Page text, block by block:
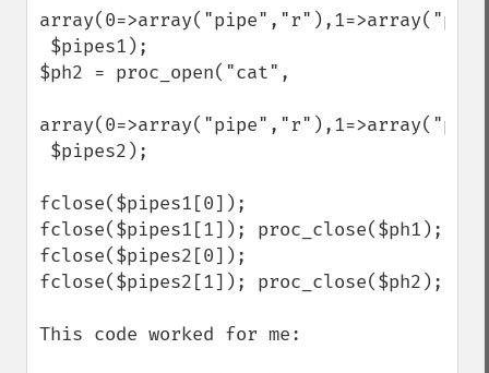
$ph2 = proc_open("cat",
fclose($pipes1[0]);
fclose($pipes1[1]); proc_close($ph1);
fclose($pipes2[0]);
fclose($pipes2[1]); proc_close($ph2);
This code worked for me: